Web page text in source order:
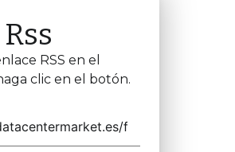
RSS en el
clic en el botón.